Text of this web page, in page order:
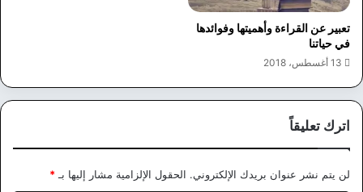
تعبير عن القراءة وأهميتها وفوائدها
في حياتنا
13 أغسطس، 2018
اترك تعليقاً
لن يتم نشر عنوان بريدك الإلكتروني. الحقول الإلزامية مشار إليها بـ *